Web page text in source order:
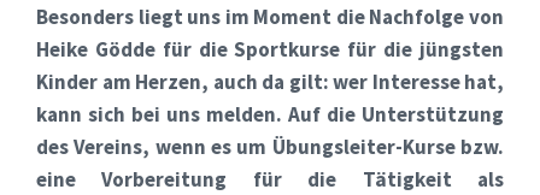
Besonders liegt uns im Moment die Nachfolge von
Heike Gödde für die Sportkurse für die jüngsten
Kinder am Herzen, auch da gilt: wer Interesse hat,
kann sich bei uns melden. Auf die Unterstützung
des Vereins, wenn es um Übungsleiter-Kurse bzw.
eine Vorbereitung für die Tätigkeit als